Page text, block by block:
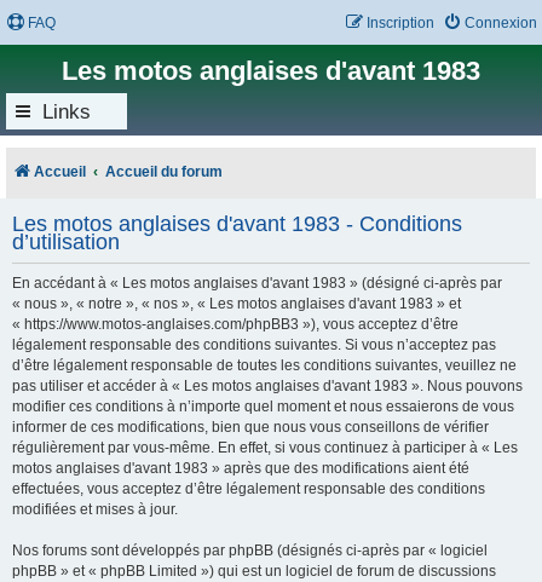
FAQ Connexion
Inscription
Les motos anglaises d'avant 1983
Links
Accueil Accueil du forum
Les motos anglaises d'avant 1983 - Conditions
d’utilisation
En accédant à « Les motos anglaises d'avant 1983 » (désigné ci-après par
« nous », « notre », « nos », « Les motos anglaises d'avant 1983 » et
« https://www.motos-anglaises.com/phpBB3 »), vous acceptez d’être
légalement responsable des conditions suivantes. Si vous n’acceptez pas
d’être légalement responsable de toutes les conditions suivantes, veuillez ne
pas utiliser et accéder à « Les motos anglaises d'avant 1983 ». Nous pouvons
modifier ces conditions à n’importe quel moment et nous essaierons de vous
informer de ces modifications, bien que nous vous conseillons de vérifier
régulièrement par vous-même. En effet, si vous continuez à participer à « Les
motos anglaises d'avant 1983 » après que des modifications aient été
effectuées, vous acceptez d’être légalement responsable des conditions
modifiées et mises à jour.
Nos forums sont développés par phpBB (désignés ci-après par « logiciel
phpBB » et « phpBB Limited ») qui est un logiciel de forum de discussions